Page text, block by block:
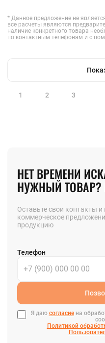
* Данное предложение не
все расчеты являются
наличие конкретного товара
по контактным телефонам и с
1 2 3
НЕТ ВРЕМЕНИ
НУЖНЫЙ
Оставьте свои контакты
коммерческое
продукцию
Телефон
Я даю согласиена
Политикой